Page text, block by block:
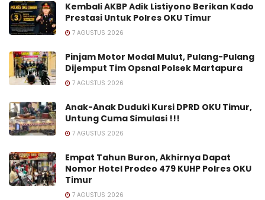
Kembali AKBP Adik Listiyono Berikan Kado
Prestasi Untuk Polres OKU Timur
7 AGUSTUS 2026
Pinjam Motor Modal Mulut, Pulang-Pulang
Dijemput Tim Opsnal Polsek Martapura
7 AGUSTUS 2026
Anak-Anak Duduki Kursi DPRD OKU Timur,
Untung Cuma Simulasi !!!
7 AGUSTUS 2026
Empat Tahun Buron, Akhirnya Dapat
Nomor Hotel Prodeo 479 KUHP Polres OKU
Timur
7 AGUSTUS 2026